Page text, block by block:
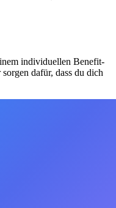
individuellen Benefit-
dafür, dass du dich